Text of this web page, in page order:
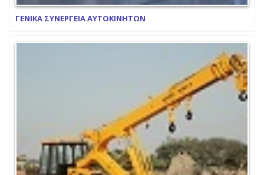
ΓΕΝΙΚΑ ΣΥΝΕΡΓΕΙΑ ΑΥΤΟΚΙΝΗΤΩΝ